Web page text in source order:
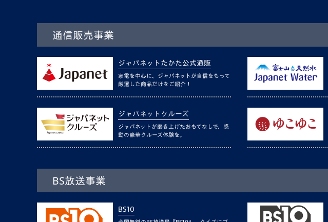
通信販売事業
ジャパネットたかた公式通販
家電を中心に、ジャパネットが自信をもって
厳選した商品だけをご紹介！
ジャパネットクルーズ
ジャパネットが磨き上げたおもてなしで、感
動の豪華クルーズ体験を。
BS放送事業
BS10